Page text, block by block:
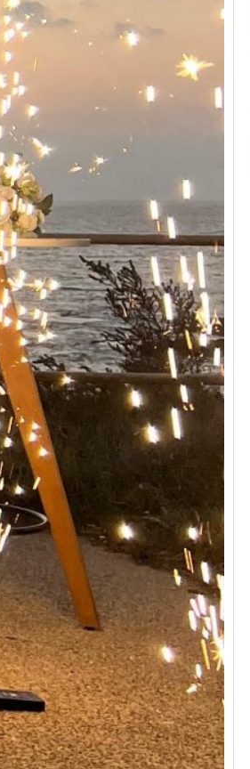
הצעת נישואין בפארק
המחצבה קיסריה:
מדריך מלא
הצעת נישואין בפארק
המחצבה קיסריה היא אחת
האפשרויות הרומנטיות
והמרשימות…